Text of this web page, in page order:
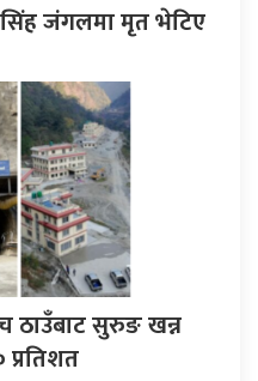
जंगलमा मृत भेटिए
ठाउँबाट सुरुङ खन्न
प्रतिशत